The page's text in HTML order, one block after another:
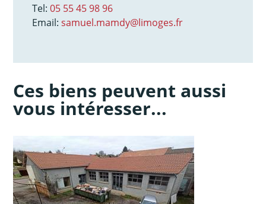
Tel:05 55 45 98 96
Email:samuel.mamdy@limoges.fr
Ces biens peuvent aussi
vous intéresser...